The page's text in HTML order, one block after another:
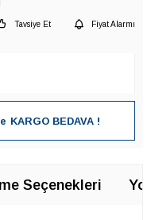
Tavsiye Et
Fiyat Alarmı
KARGO BEDAVA !
Seçenekleri